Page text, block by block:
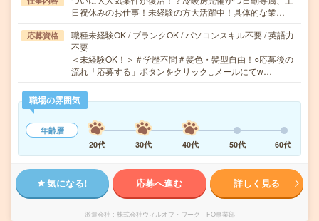
日祝休みのお仕事！未経験の方大活躍中！具体的な業…
応募資格
職種未経験OK / ブランクOK / パソコンスキル不要 / 英語力
不要
＜未経験OK！＞＃学歴不問＃髪色・髪型自由！○応募後の
流れ「応募する」ボタンをクリック↓メールにてw…
職場の雰囲気
年齢層
20代
30代 40代 50代 60代
気になる! 応募へ進む 詳しく見る
派遣会社 株式会社ウィルオブ・ワーク FO事業部